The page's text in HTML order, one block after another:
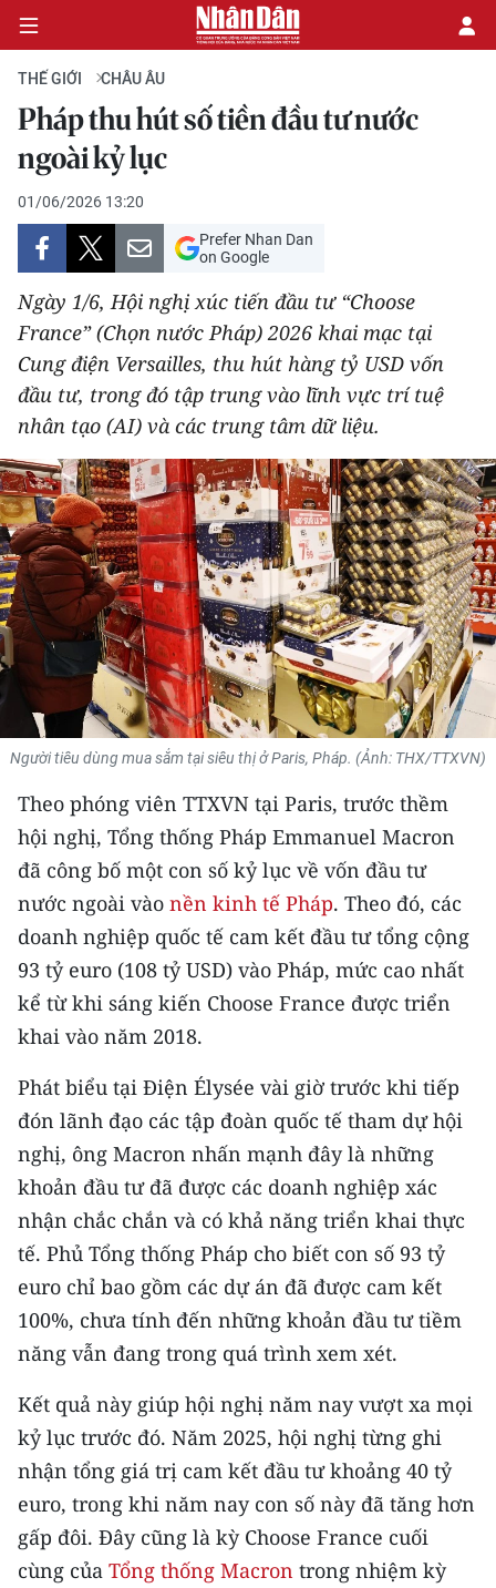
CHÍNH TRỊ
KINH TẾ
VĂN HÓA
XÃ HỘI
PHÁP LUẬT
DU LỊCH
THẾ GIỚI
THỂ THAO
GIÁO DỤC
Y TẾ
KHOA HỌC - CÔNG NGHỆ
MÔI TRƯỜNG
BẠN ĐỌC
KIỂM CHỨNG THÔNG TIN
TRI THỨC CHUYÊN SÂU
54 DÂN TỘC VIỆT NAM
CHƯƠNG TRÌNH OCOP - MỖI XÃ
MỘT SẢN PHẨM
RADIO
MEDIA CENTER
E-Magazine
Video
Media Chính trị
Media Kinh tế
Media Văn hóa
Media Xã hội
Media Pháp luật
Media Du lịch
THẾ GIỚI CHÂU ÂU
Pháp thu hút số tiền đầu tư nước
ngoài kỷ lục
01/06/2026 13:20
Prefer Nhan Dan
on Google
Ngày 1/6, Hội nghị xúc tiến đầu tư “Choose
France” (Chọn nước Pháp) 2026 khai mạc tại
Cung điện Versailles, thu hút hàng tỷ USD vốn
đầu tư, trong đó tập trung vào lĩnh vực trí tuệ
nhân tạo (AI) và các trung tâm dữ liệu.
Người tiêu dùng mua sắm tại siêu thị ở Paris, Pháp. (Ảnh: THX/TTXVN)
Theo phóng viên TTXVN tại Paris, trước thềm
hội nghị, Tổng thống Pháp Emmanuel Macron
đã công bố một con số kỷ lục về vốn đầu tư
nước ngoài vào nền kinh tế Pháp. Theo đó, các
doanh nghiệp quốc tế cam kết đầu tư tổng cộng
93 tỷ euro (108 tỷ USD) vào Pháp, mức cao nhất
kể từ khi sáng kiến Choose France được triển
khai vào năm 2018.
Phát biểu tại Điện Élysée vài giờ trước khi tiếp
đón lãnh đạo các tập đoàn quốc tế tham dự hội
nghị, ông Macron nhấn mạnh đây là những
khoản đầu tư đã được các doanh nghiệp xác
nhận chắc chắn và có khả năng triển khai thực
tế. Phủ Tổng thống Pháp cho biết con số 93 tỷ
euro chỉ bao gồm các dự án đã được cam kết
100%, chưa tính đến những khoản đầu tư tiềm
năng vẫn đang trong quá trình xem xét.
Kết quả này giúp hội nghị năm nay vượt xa mọi
kỷ lục trước đó. Năm 2025, hội nghị từng ghi
nhận tổng giá trị cam kết đầu tư khoảng 40 tỷ
euro, trong khi năm nay con số này đã tăng hơn
gấp đôi. Đây cũng là kỳ Choose France cuối
cùng của Tổng thống Macron trong nhiệm kỳ